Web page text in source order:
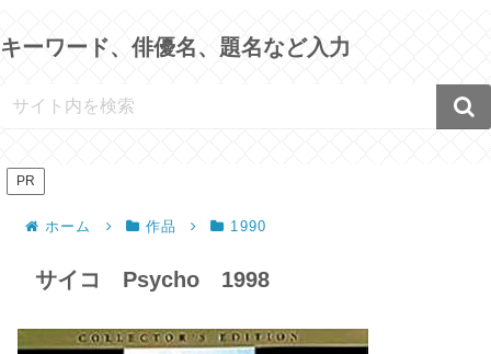
キーワード、俳優名、題名など入力
PR
ホーム 作品 1990
サイコ Psycho 1998